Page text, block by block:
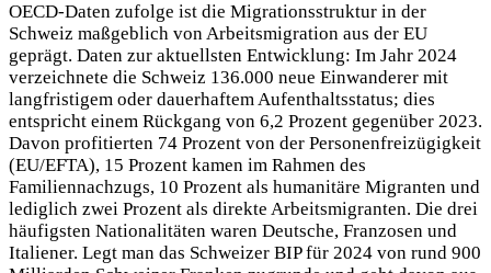
OECD-Daten zufolge ist die Migrationsstruktur in der
Schweiz maßgeblich von Arbeitsmigration aus der EU
geprägt. Daten zur aktuellsten Entwicklung: Im Jahr 2024
verzeichnete die Schweiz 136.000 neue Einwanderer mit
langfristigem oder dauerhaftem Aufenthaltsstatus; dies
entspricht einem Rückgang von 6,2 Prozent gegenüber 2023.
Davon profitierten 74 Prozent von der Personenfreizügigkeit
(EU/EFTA), 15 Prozent kamen im Rahmen des
Familiennachzugs, 10 Prozent als humanitäre Migranten und
lediglich zwei Prozent als direkte Arbeitsmigranten. Die drei
häufigsten Nationalitäten waren Deutsche, Franzosen und
Italiener. Legt man das Schweizer BIP für 2024 von rund 900